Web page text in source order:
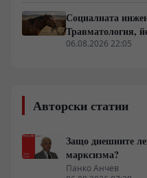
Социалната
Травматология,
06.08.2026 22:05
Авторски статии
Защо днешните
марксизма?
Панко Анчев